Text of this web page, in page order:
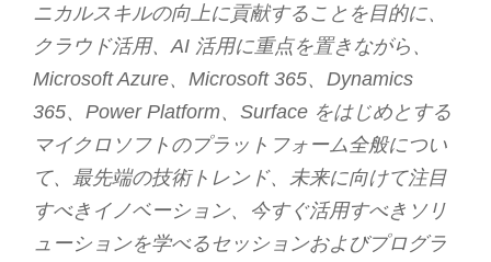
ニカルスキルの向上に貢献することを目的に、
クラウド活用、AI 活用に重点を置きながら、
Microsoft Azure、Microsoft 365、Dynamics
365、Power Platform、Surface をはじめとする
マイクロソフトのプラットフォーム全般につい
て、最先端の技術トレンド、未来に向けて注目
すべきイノベーション、今すぐ活用すべきソリ
ューションを学べるセッションおよびプログラ